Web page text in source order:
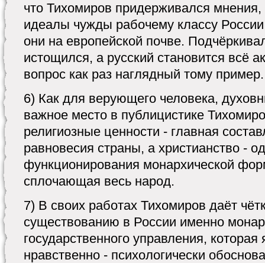
что Тихомиров придерживался
идеалы чужды рабочему классу
они на европейской почве.
истощился, а русский становится всё
вопрос как раз наглядный тому пример.
6) Как для верующего человека,
важное место в публицистике
религиозные ценности - главная
равновесия страны, а христианство -
функционирования монархической
сплочающая весь народ.
7) В своих работах Тихомиров даёт
существованию в России именно
государственного управления,
нравственно - психологически